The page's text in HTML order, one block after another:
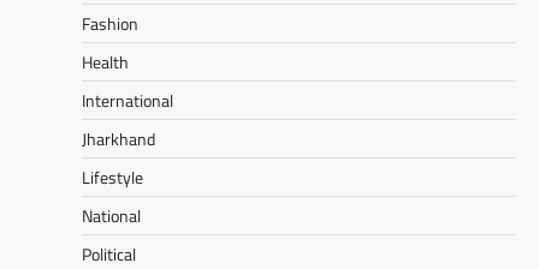
Fashion
Health
International
Jharkhand
Lifestyle
National
Political